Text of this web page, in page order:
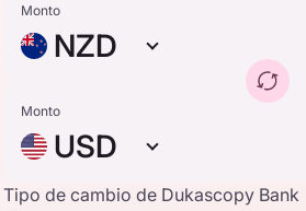
Monto
NZD
Monto
USD
Tipo de cambio de Dukascopy Bank